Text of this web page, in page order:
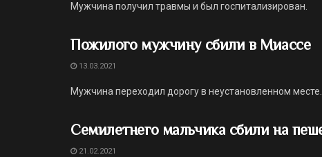
Мужчина получил травмы и был госпитализирован.
Пожилого мужчину сбили в Миассе
13.03.2021
Мужчина переходил дорогу в неустановленном месте.
Семилетнего мальчика сбили на
21.02.2021